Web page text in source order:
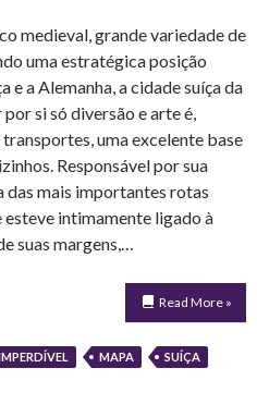
medieval, grande variedade de
uma estratégica posição
e a Alemanha, a cidade suíça da
si só diversão e arte é,
uma excelente base
Responsável por sua
das mais importantes rotas
intimamente ligado à
suas margens,…
Read More »
MAPA
SUÍÇA